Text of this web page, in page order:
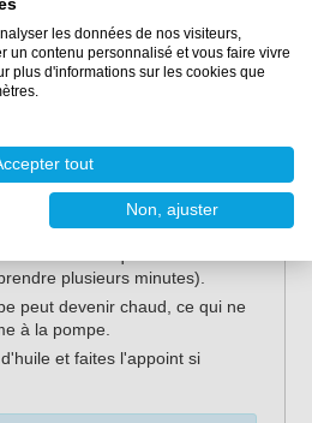
cannelé est bien serré et que
est présent.
à votre projet sans fuite.
à l'aide de l'interrupteur
un bruit de cliquetis, qui se
plusieurs minutes).
peut devenir chaud, ce qui ne
à la pompe.
et faites l'appoint si
les données de nos visiteurs,
un contenu personnalisé et vous faire vivre
plus d'informations sur les cookies que
tout
Non, ajuster